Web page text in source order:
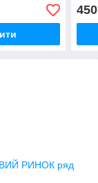
450
РИНОК ряд